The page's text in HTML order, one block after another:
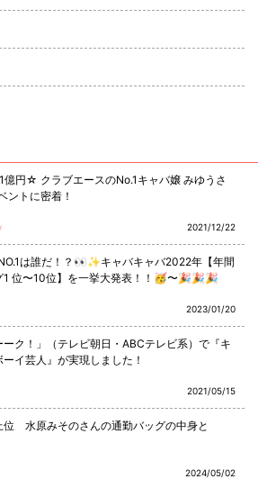
円☆ クラブエースのNo.1キャバ嬢 みゆうさ
ントに密着！
2021/12/22
は誰だ！？👀✨キャバキャバ2022年【年間
1 位〜10位】を一挙大発表！！🥳〜🎉🎉🎉
2023/01/20
ーク！」（テレビ朝日・ABCテレビ系）で『キ
ーイ芸人』が実現しました！
2021/05/15
位 水原みそのさんの通勤バッグの中身と
2024/05/02